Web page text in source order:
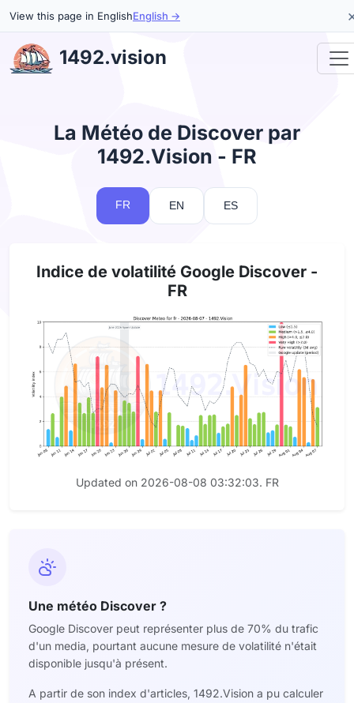
View this page in EnglishEnglish →
1492.vision
La Météo de Discover par
1492.Vision - FR
FR EN ES
Indice de volatilité Google Discover -
FR
Updated on 2026-08-08 03:32:03. FR
Une météo Discover ?
Google Discover peut représenter plus de 70% du trafic
d'un media, pourtant aucune mesure de volatilité n'était
disponible jusqu'à présent.
A partir de son index d'articles, 1492.Vision a pu calculer